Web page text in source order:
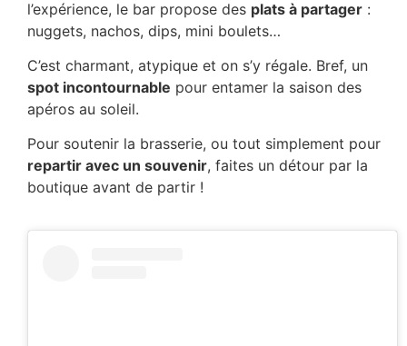
l’expérience, le bar propose des plats à partager :
nuggets, nachos, dips, mini boulets…
C’est charmant, atypique et on s’y régale. Bref, un
spot incontournable pour entamer la saison des
apéros au soleil.
Pour soutenir la brasserie, ou tout simplement pour
repartir avec un souvenir, faites un détour par la
boutique avant de partir !